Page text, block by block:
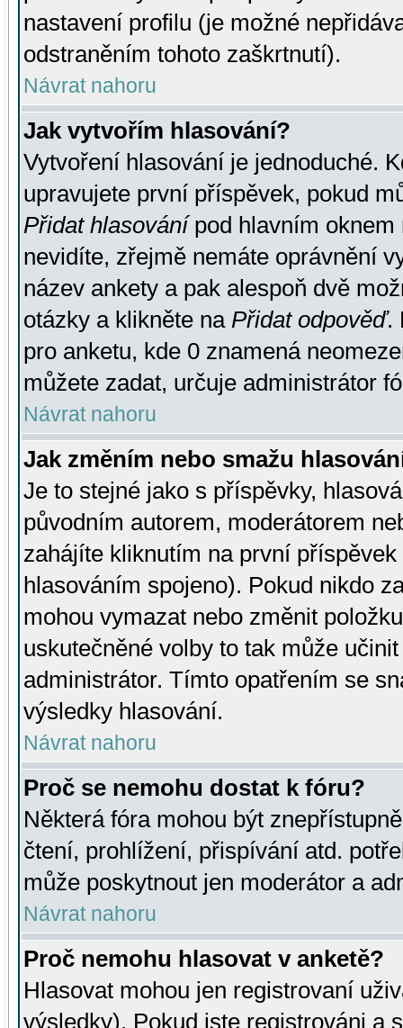
nastavení profilu (je možné
odstraněním tohoto zaškrtnutí).
Návrat nahoru
Jak vytvořím hlasování?
Vytvoření hlasování je jednoduché.
upravujete první příspěvek, pokud
Přidat hlasovánípod hlavním oknem
nevidíte, zřejmě nemáte oprávnění
název ankety a pak alespoň dvě
otázky a klikněte na Přidat odpověď.
pro anketu, kde 0 znamená
můžete zadat, určuje administrátor
Návrat nahoru
Jak změním nebo smažu
Je to stejné jako s příspěvky,
původním autorem, moderátorem
zahájíte kliknutím na první
hlasováním spojeno). Pokud nikdo
mohou vymazat nebo změnit
uskutečněné volby to tak může
administrátor. Tímto opatřením se
výsledky hlasování.
Návrat nahoru
Proč se nemohu dostat k fóru?
Některá fóra mohou být
čtení, prohlížení, přispívání atd.
může poskytnout jen moderátor a
Návrat nahoru
Proč nemohu hlasovat v anketě?
Hlasovat mohou jen registrovaní
výsledky). Pokud jste registrováni a